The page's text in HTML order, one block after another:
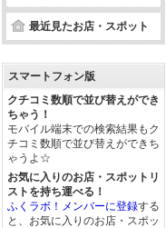
最近見たお店・スポット
スマートフォン版
クチコミ数順で並び替えができ
ちゃう！
モバイル端末での検索結果もク
チコミ数順で並び替えができち
ゃうよ☆
お気に入りのお店・スポットリ
ストを持ち運べる！
ふくラボ！メンバーに登録する
と、お気に入りのお店・スポッ